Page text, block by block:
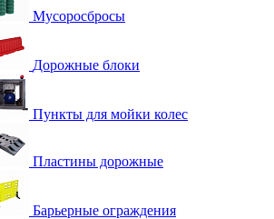
Мусоросбросы
Дорожные блоки
Пункты для мойки колес
Пластины дорожные
Барьерные ограждения